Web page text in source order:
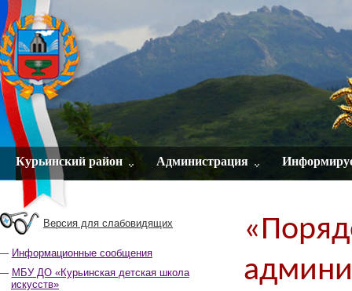
Курьинский район Администрация
Версия для слабовидящих
Информационные сообщения
МБУ ДО «Курьинская детская школа
искусств»